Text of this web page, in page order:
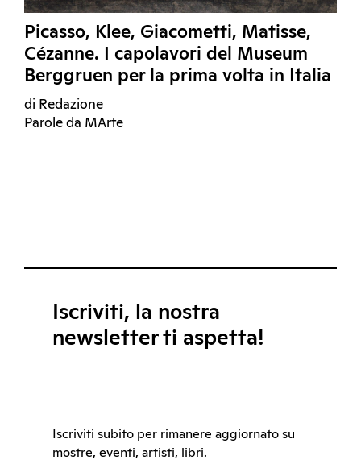
Picasso, Klee, Giacometti, Matisse,
Cézanne. I capolavori del Museum
Berggruen per la prima volta in Italia
di Redazione
Parole da MArte
Iscriviti, la nostra
newsletter ti aspetta!
Iscriviti subito per rimanere aggiornato su
mostre, eventi, artisti, libri.